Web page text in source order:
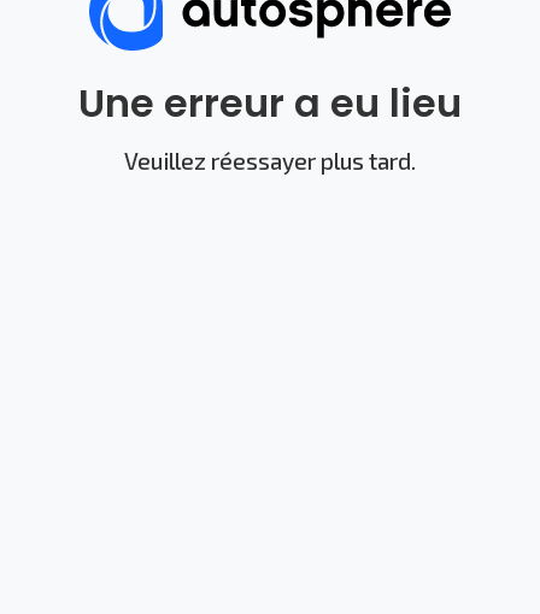
Une erreur a eu lieu
Veuillez réessayer plus tard.